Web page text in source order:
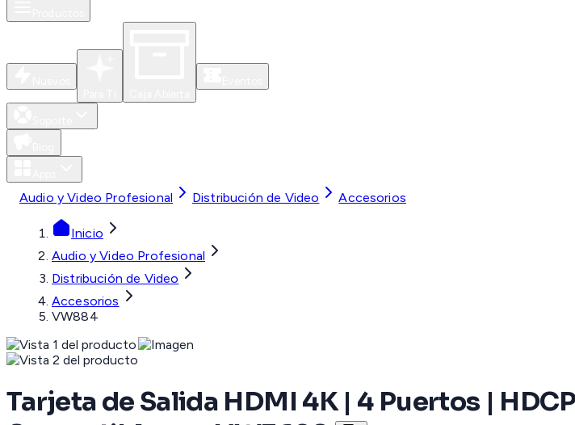
Audio y Video Profesional Distribución de Video Accesorios
Inicio
Audio y Video Profesional
Distribución de Video
Accesorios
VW884
Tarjeta de Salida HDMI 4K | 4 Puertos |